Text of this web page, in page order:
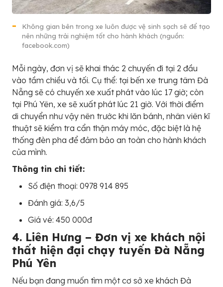
Không gian bên trong xe luôn được vệ sinh sạch sẽ để tạo
nên những trải nghiệm tốt cho hành khách (nguồn:
facebook.com)
Mỗi ngày, đơn vị sẽ khai thác 2 chuyến đi tại 2 đầu
vào tầm chiều và tối. Cụ thể: tại bến xe trung tâm Đà
Nẵng sẽ có chuyến xe xuất phát vào lúc 17 giờ; còn
tại Phú Yên, xe sẽ xuất phát lúc 21 giờ. Với thời điểm
di chuyển như vậy nên trước khi lăn bánh, nhân viên kĩ
thuật sẽ kiểm tra cẩn thận máy móc, đặc biệt là hệ
thống đèn pha để đảm bảo an toàn cho hành khách
của mình.
Thông tin chi tiết:
Số điện thoại: 0978 914 895
Đánh giá: 3,6/5
Giá vé: 450 000đ
4. Liên Hưng – Đơn vị xe khách nội
thất hiện đại chạy tuyến Đà Nẵng
Phú Yên
Nếu bạn đang muốn tìm một cơ sở xe khách Đà